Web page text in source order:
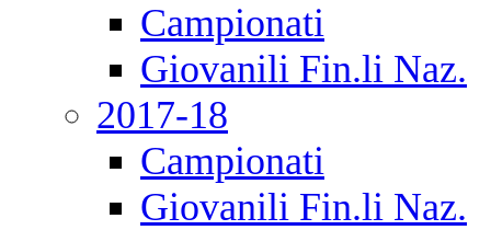
Campionati
Giovanili Fin.li Naz.
2017-18
Campionati
Giovanili Fin.li Naz.